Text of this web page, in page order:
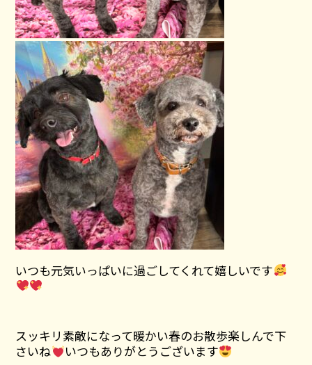
いつも元気いっぱいに過ごしてくれて嬉しいです
スッキリ素敵になって暖かい春のお散歩楽しんで下
さいね
いつもありがとうございます